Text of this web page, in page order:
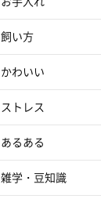
飼い方
かわいい
ストレス
あるある
雑学・豆知識